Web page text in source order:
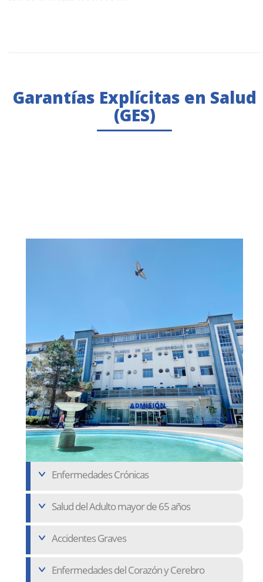
Garantías Explícitas en Salud
(GES)
Enfermedades Crónicas
Salud del Adulto mayor de 65 años
Accidentes Graves
Enfermedades del Corazón y Cerebro